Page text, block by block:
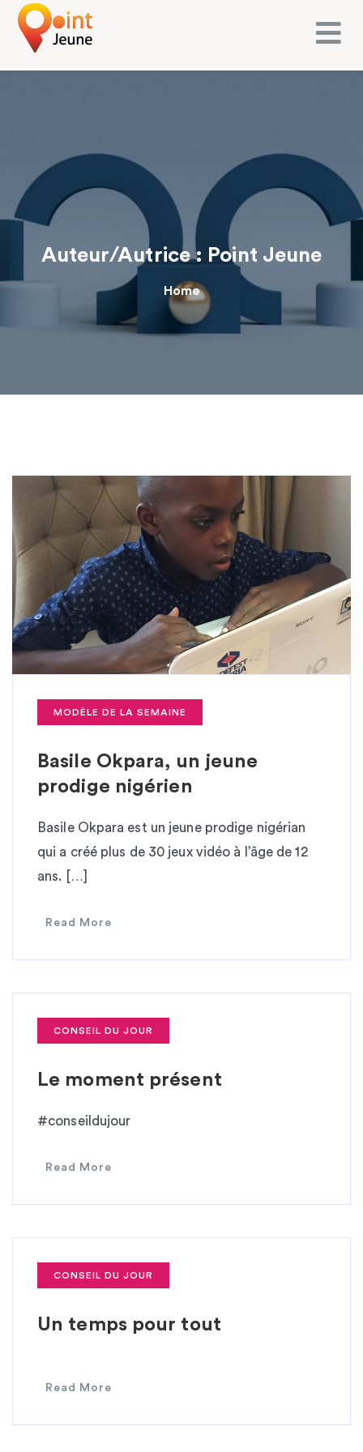
Auteur/autrice : Point Jeune
Home
MODÈLE DE LA SEMAINE
Basile Okpara, un jeune
prodige nigérien
Basile Okpara est un jeune prodige nigérian
qui a créé plus de 30 jeux vidéo à l’âge de 12
ans. […]
Read More
CONSEIL DU JOUR
Le moment présent
#conseildujour
Read More
CONSEIL DU JOUR
Un temps pour tout
Read More